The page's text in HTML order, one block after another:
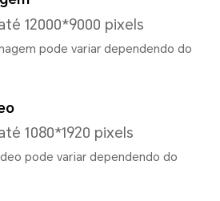
dominante do